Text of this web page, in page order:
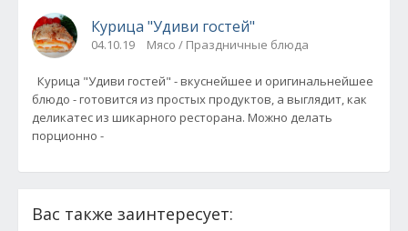
Курица "Удиви гостей"
04.10.19 Мясо / Праздничные блюда
Курица "Удиви гостей" - вкуснейшее и оригинальнейшее
блюдо - готовится из простых продуктов, а выглядит, как
деликатес из шикарного ресторана. Можно делать
порционно -
Вас также заинтересует: